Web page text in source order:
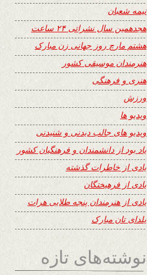
نیمه شعبان
هجدهمین سال نشراتی ۲۴ ساعت
هشتم مارچ روز جهانی زن مبارک
هنرمندان موسیقی کشور
هنری و فرهنگی
ورزش
ویدیو ها
ویدیو های جالب دیدنی و شنیدنی
یاد بود از دانشمندان و فرهنگیان کشور
یادی از خاطرات گذشته
یادی از فرهیختگان
یادی از هنرمندان پنجه طلایی هرات
یلدای تان مبارک
نوشته‌های تازه